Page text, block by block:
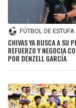
FÚTBOL DE ESTUFA
CHIVAS YA BUSCA A SU
REFUERZO Y NEGOCIA
POR DENZELL GARCÍA